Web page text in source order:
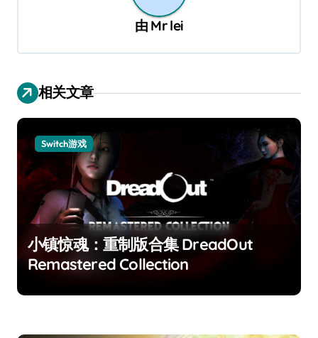
由 Mr lei
相关文章
Switch游戏
小镇惊魂：重制版合集 DreadOut
Remastered Collection